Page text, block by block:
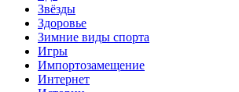
Звёзды
Здоровье
Зимние виды спорта
Игры
Импортозамещение
Интернет